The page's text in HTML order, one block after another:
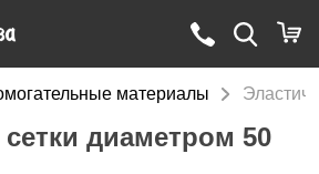
материалы
диаметром 50